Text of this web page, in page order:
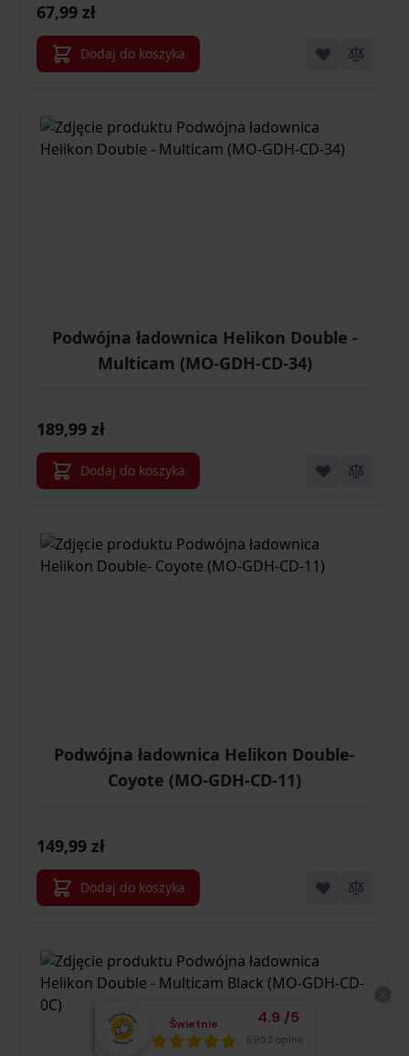
67,99 zł
Dodaj do koszyka
Podwójna ładownica Helikon Double -
Multicam (MO-GDH-CD-34)
189,99 zł
Dodaj do koszyka
Podwójna ładownica Helikon Double-
Coyote (MO-GDH-CD-11)
149,99 zł
Dodaj do koszyka
Świetnie Średnia ocena
4.9 /5
Łącznie opinii:
6952 opinii